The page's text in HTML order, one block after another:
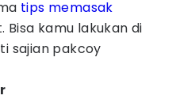
tips memasak
kamu lakukan di
sajian pakcoy